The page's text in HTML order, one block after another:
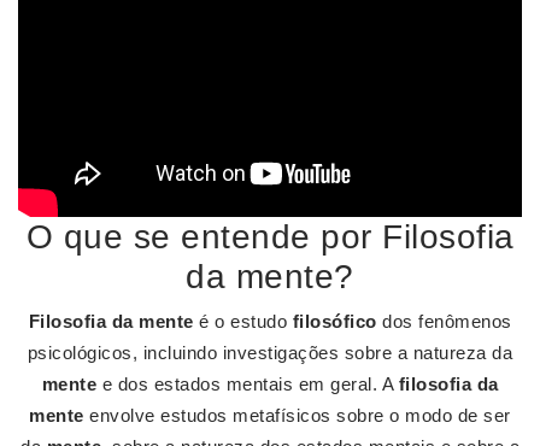
O que se entende por Filosofia
da mente?
Filosofia da mente é o estudo filosófico dos fenômenos
psicológicos, incluindo investigações sobre a natureza da
mente e dos estados mentais em geral. A filosofia da
mente envolve estudos metafísicos sobre o modo de ser